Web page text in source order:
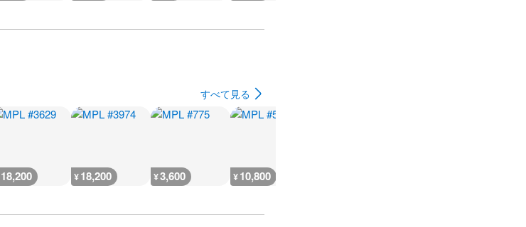
すべて見る
18,200 ¥18,200 ¥3,600 ¥10,800